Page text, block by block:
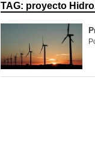
TAG: proyecto